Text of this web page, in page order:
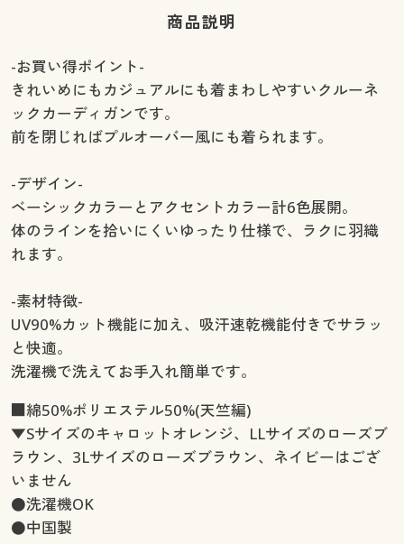
商品説明
-お買い得ポイント-
きれいめにもカジュアルにも着まわしやすいクルーネ
ックカーディガンです。
前を閉じればプルオーバー風にも着られます。
-デザイン-
ベーシックカラーとアクセントカラー計6色展開。
体のラインを拾いにくいゆったり仕様で、ラクに羽織
れます。
-素材特徴-
UV90%カット機能に加え、吸汗速乾機能付きでサラッ
と快適。
洗濯機で洗えてお手入れ簡単です。
■綿50%ポリエステル50%(天竺編)
▼Sサイズのキャロットオレンジ、LLサイズのローズブ
ラウン、3Lサイズのローズブラウン、ネイビーはござ
いません
●洗濯機OK
●中国製